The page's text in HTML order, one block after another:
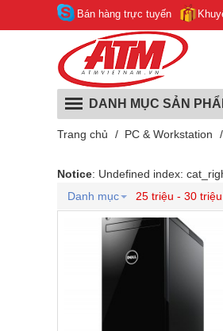
Bán hàng trực tuyến
DANH MỤC SẢN
Trang chủ / PC & Workstation /
Notice: Undefined index:
Danh mục
25 triệu - 30